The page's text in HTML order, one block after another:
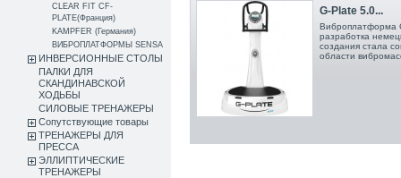
CLEAR FIT CF-
PLATE(Франция)
KAMPFER (Германия)
ВИБРОПЛАТФОРМЫ SENSA
ИНВЕРСИОННЫЕ СТОЛЫ
ПАЛКИ ДЛЯ
СКАНДИНАВСКОЙ
ХОДЬБЫ
СИЛОВЫЕ ТРЕНАЖЕРЫ
Сопутствующие товары
ТРЕНАЖЕРЫ ДЛЯ
ПРЕССА
ЭЛЛИПТИЧЕСКИЕ
ТРЕНАЖЕРЫ
G-Plate 5.0...
Виброплатформа
разработка
создания стала
области